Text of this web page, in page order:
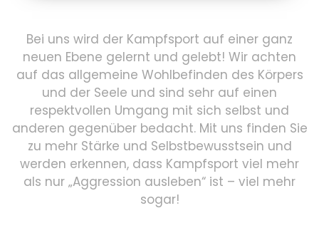
Bei uns wird der Kampfsport auf einer ganz
neuen Ebene gelernt und gelebt! Wir achten
auf das allgemeine Wohlbefinden des Körpers
und der Seele und sind sehr auf einen
respektvollen Umgang mit sich selbst und
anderen gegenüber bedacht. Mit uns finden Sie
zu mehr Stärke und Selbstbewusstsein und
werden erkennen, dass Kampfsport viel mehr
als nur „Aggression ausleben“ ist – viel mehr
sogar!